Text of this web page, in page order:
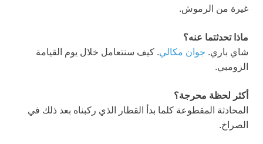
غيرة من الرموش.
ماذا تحدثتما عنه؟
شاي باري. جوان مكالي. كيف سنتعامل خلال يوم القيامة
الزومبي.
أكثر لحظة محرجة؟
المحادثة المقطوعة كلما بدأ القطار الذي ركبناه بعد ذلك في
الصراخ.